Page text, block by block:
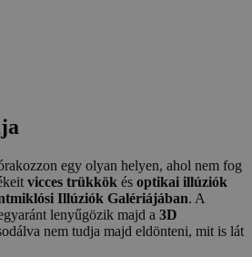
egy olyan helyen, ahol nem fog
vicces trükkök és optikai illúziók
Illúziók Galériájában. A
lenyűgözik majd a 3D
nem tudja majd eldönteni, mit is lát